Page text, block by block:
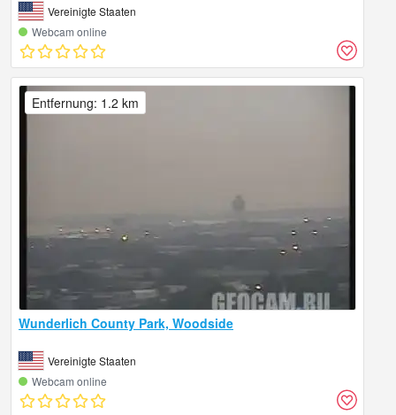
Vereinigte Staaten
Webcam online
Wunderlich County Park, Woodside
Vereinigte Staaten
Webcam online
Entfernung: 1.2 km